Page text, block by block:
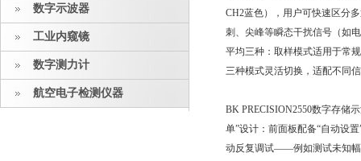
数字示波器
工业内窥镜
数字测力计
航空电子检测仪器
CH2蓝色），用户可快速区分
刺、尖峰等瞬态干扰信号（如电
平均三种：取样模式适用于
三种模式灵活切换，适配不同信
BK PRECISION2550数字存储示
单”设计：前面板配备“自动设置”键
动反复调试——例如测试未知幅度